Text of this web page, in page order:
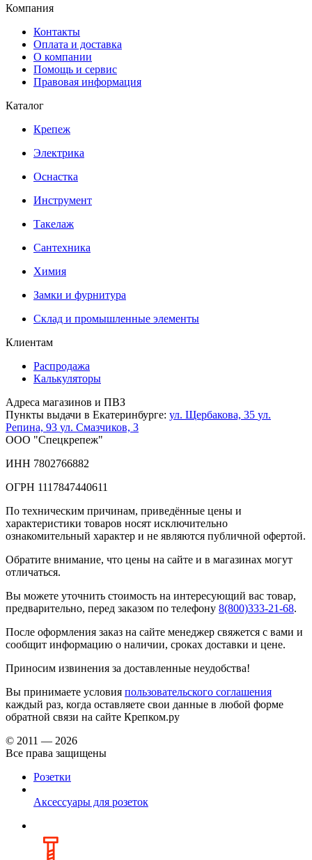
Компания
Контакты
Оплата и доставка
О компании
Помощь и сервис
Правовая информация
Каталог
Крепеж
Электрика
Оснастка
Инструмент
Такелаж
Сантехника
Химия
Замки и фурнитура
Склад и промышленные элементы
Клиентам
Распродажа
Калькуляторы
Адреса магазинов и ПВЗ
Пункты выдачи в Екатеринбурге: ул. Щербакова, 35 ул.
Репина, 93 ул. Смазчиков, 3
ООО "Спецкрепеж"
ИНН 7802766882
ОГРН 1117847440611
По техническим причинам, приведённые цены и
характеристики товаров носят исключительно
ознакомительный характер и не являются публичной офертой.
Обратите внимание, что цены на сайте и в магазинах могут
отличаться.
Вы можете уточнить стоимость на интересующий вас товар,
предварительно, перед заказом по телефону 8(800)333-21-68.
После оформления заказ на сайте менеджер свяжется с вами и
сообщит информацию о наличии, сроках доставки и цене.
Приносим извинения за доставленные неудобства!
Вы принимаете условия пользовательского соглашения
каждый раз, когда оставляете свои данные в любой форме
обратной связи на сайте Крепком.ру
© 2011 — 2026
Все права защищены
Розетки
Аксессуары для розеток